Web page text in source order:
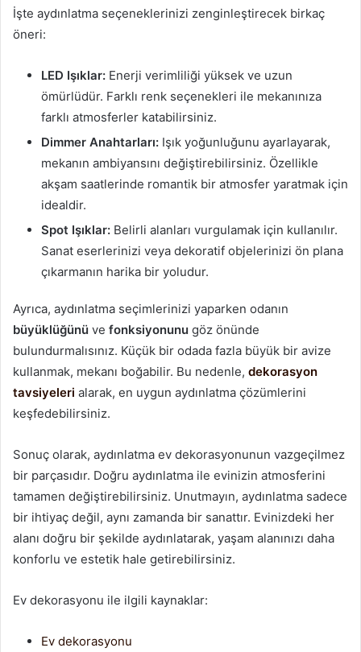
İşte aydınlatma seçeneklerinizi zenginleştirecek birkaç
öneri:
LED Işıklar: Enerji verimliliği yüksek ve uzun
ömürlüdür. Farklı renk seçenekleri ile mekanınıza
farklı atmosferler katabilirsiniz.
Dimmer Anahtarları: Işık yoğunluğunu ayarlayarak,
mekanın ambiyansını değiştirebilirsiniz. Özellikle
akşam saatlerinde romantik bir atmosfer yaratmak için
idealdir.
Spot Işıklar: Belirli alanları vurgulamak için kullanılır.
Sanat eserlerinizi veya dekoratif objelerinizi ön plana
çıkarmanın harika bir yoludur.
Ayrıca, aydınlatma seçimlerinizi yaparken odanın
büyüklüğünü ve fonksiyonunu göz önünde
bulundurmalısınız. Küçük bir odada fazla büyük bir avize
kullanmak, mekanı boğabilir. Bu nedenle, dekorasyon
tavsiyeleri alarak, en uygun aydınlatma çözümlerini
keşfedebilirsiniz.
Sonuç olarak, aydınlatma ev dekorasyonunun vazgeçilmez
bir parçasıdır. Doğru aydınlatma ile evinizin atmosferini
tamamen değiştirebilirsiniz. Unutmayın, aydınlatma sadece
bir ihtiyaç değil, aynı zamanda bir sanattır. Evinizdeki her
alanı doğru bir şekilde aydınlatarak, yaşam alanınızı daha
konforlu ve estetik hale getirebilirsiniz.
Ev dekorasyonu ile ilgili kaynaklar:
Ev dekorasyonu